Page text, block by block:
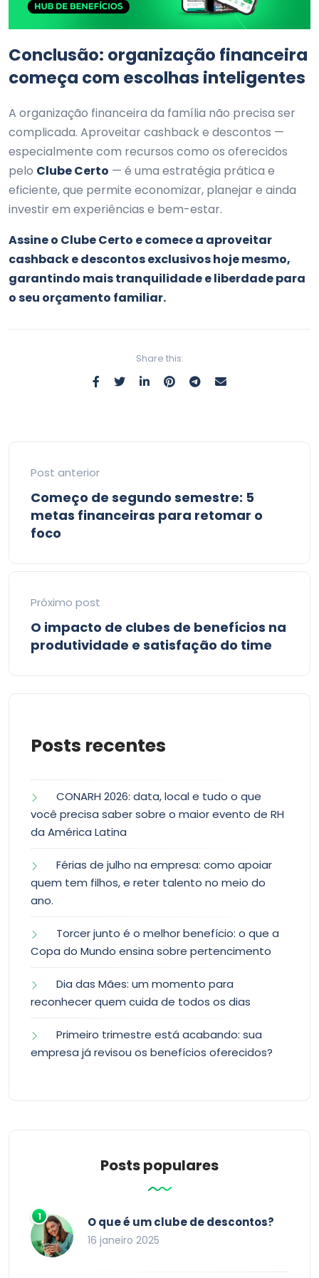
Conclusão: organização financeira
começa com escolhas inteligentes
A organização financeira da família não precisa ser
complicada. Aproveitar cashback e descontos —
especialmente com recursos como os oferecidos
pelo Clube Certo — é uma estratégia prática e
eficiente, que permite economizar, planejar e ainda
investir em experiências e bem-estar.
Assine o Clube Certo e comece a aproveitar
cashback e descontos exclusivos hoje mesmo,
garantindo mais tranquilidade e liberdade para
o seu orçamento familiar.
Share this:
Post anterior
Começo de segundo semestre: 5
metas financeiras para retomar o
foco
Próximo post
O impacto de clubes de benefícios na
produtividade e satisfação do time
Posts recentes
CONARH 2026: data, local e tudo o que
você precisa saber sobre o maior evento de RH
da América Latina
Férias de julho na empresa: como apoiar
quem tem filhos, e reter talento no meio do
ano.
Torcer junto é o melhor benefício: o que a
Copa do Mundo ensina sobre pertencimento
Dia das Mães: um momento para
reconhecer quem cuida de todos os dias
Primeiro trimestre está acabando: sua
empresa já revisou os benefícios oferecidos?
Posts populares
O que é um clube de descontos?
16 janeiro 2025